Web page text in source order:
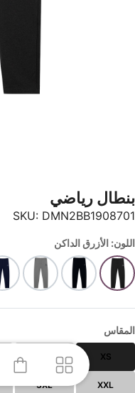
بنطال رياضي
SKU: DMN2BB1908701
اللون: الأزرق الداكن
المقاس
XS
XXL
3XL